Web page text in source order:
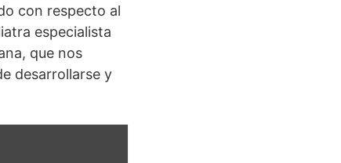
con respecto al
especialista
que nos
desarrollarse y